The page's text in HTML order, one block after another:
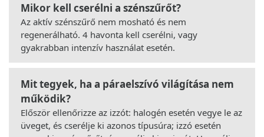
Mikor kell cserélni a szénszűrőt?
Az aktív szénszűrő nem mosható és nem
regenerálható. 4 havonta kell cserélni, vagy
gyakrabban intenzív használat esetén.
Mit tegyek, ha a páraelszívó világítása nem
működik?
Először ellenőrizze az izzót: halogén esetén vegye le az
üveget, és cserélje ki azonos típusúra; izzó esetén